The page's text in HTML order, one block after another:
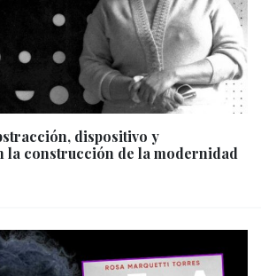
dispositivo y
la construcción de la modernidad